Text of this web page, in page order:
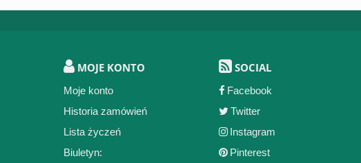
MOJE KONTO
Moje konto
Historia zamówień
Lista życzeń
Biuletyn:
SOCIAL
Facebook
Twitter
Instagram
Pinterest